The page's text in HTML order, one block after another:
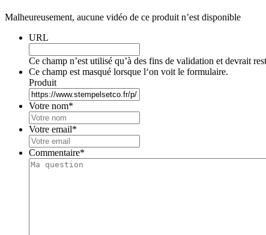
Malheureusement, aucune vidéo de ce produit n’est disponible
URL
Ce champ n’est utilisé qu’à des fins de validation et devrait
Ce champ est masqué lorsque l‘on voit le formulaire.
Produit
Votre nom*
Votre email*
Commentaire*